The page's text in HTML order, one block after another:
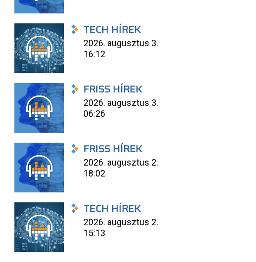
TECH HÍREK
2026. augusztus 3.
16:12
FRISS HÍREK
2026. augusztus 3.
06:26
FRISS HÍREK
2026. augusztus 2.
18:02
TECH HÍREK
2026. augusztus 2.
15:13